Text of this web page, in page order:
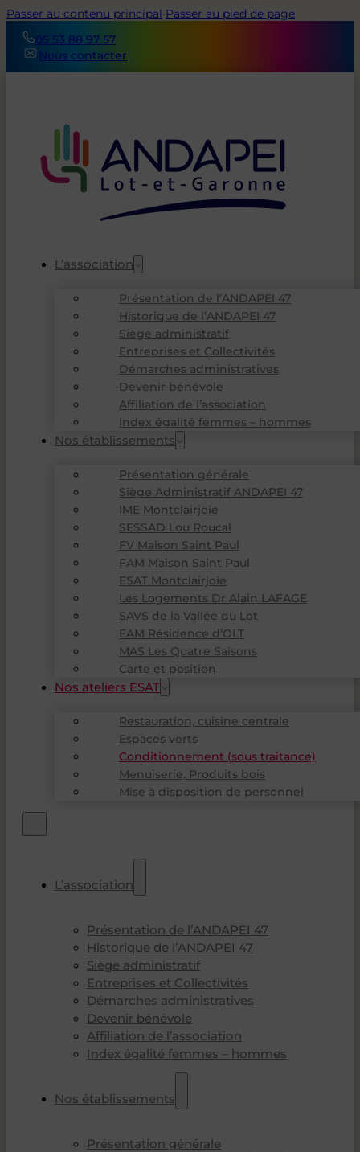
Passer au contenu principal Passer au pied de page
05 53 88 97 57
Nous contacter
L’association
Présentation de l’ANDAPEI 47
Historique de l’ANDAPEI 47
Siège administratif
Entreprises et Collectivités
Démarches administratives
Devenir bénévole
Affiliation de l’association
Index égalité femmes – hommes
Nos établissements
Présentation générale
Siège Administratif ANDAPEI 47
IME Montclairjoie
SESSAD Lou Roucal
FV Maison Saint Paul
FAM Maison Saint Paul
ESAT Montclairjoie
Les Logements Dr Alain LAFAGE
SAVS de la Vallée du Lot
EAM Résidence d’OLT
MAS Les Quatre Saisons
Carte et position
Nos ateliers ESAT
Restauration, cuisine centrale
Espaces verts
Conditionnement (sous traitance)
Menuiserie, Produits bois
Mise à disposition de personnel
L’association
Présentation de l’ANDAPEI 47
Historique de l’ANDAPEI 47
Siège administratif
Entreprises et Collectivités
Démarches administratives
Devenir bénévole
Affiliation de l’association
Index égalité femmes – hommes
Nos établissements
Présentation générale